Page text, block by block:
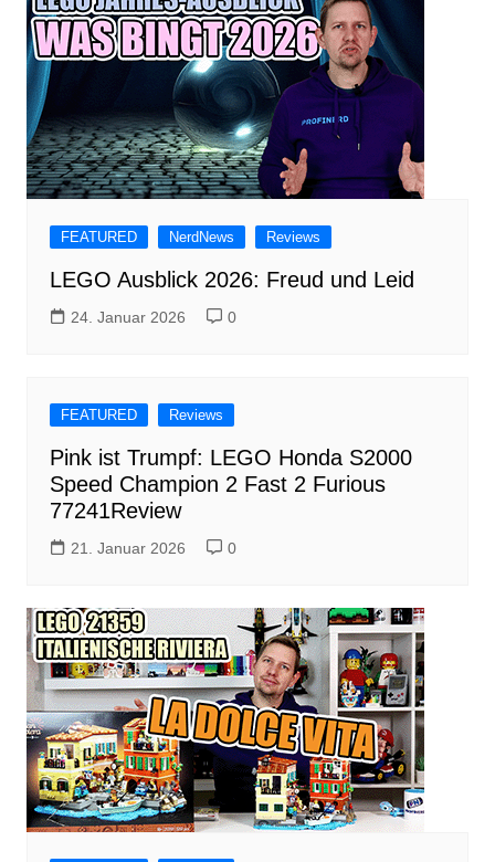
FEATURED NerdNews Reviews
LEGO Ausblick 2026: Freud und Leid
24. Januar 2026 0
FEATURED Reviews
Pink ist Trumpf: LEGO Honda S2000
Speed Champion 2 Fast 2 Furious
77241Review
21. Januar 2026 0